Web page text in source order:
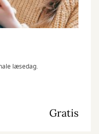
læsedag.
Gratis